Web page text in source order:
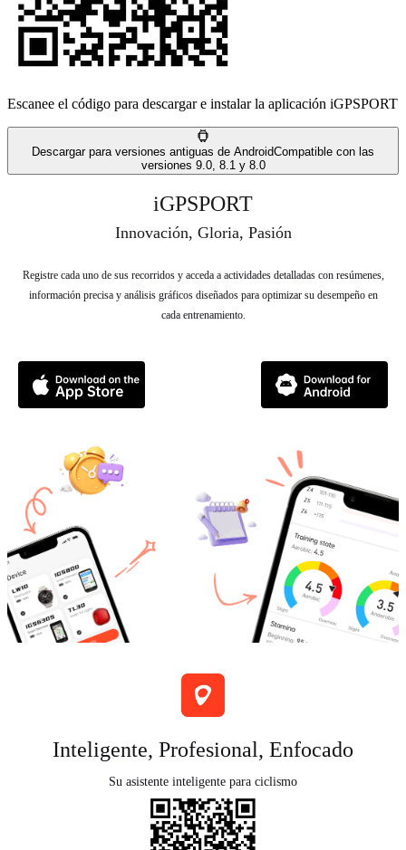
Escanee el código para descargar e instalar la aplicación iGPSPORT
Descargar para versiones antiguas de AndroidCompatible con las
versiones 9.0, 8.1 y 8.0
iGPSPORT
Innovación, Gloria, Pasión
Registre cada uno de sus recorridos y acceda a actividades detalladas con resúmenes,
información precisa y análisis gráficos diseñados para optimizar su desempeño en
cada entrenamiento.
Inteligente, Profesional, Enfocado
Su asistente inteligente para ciclismo